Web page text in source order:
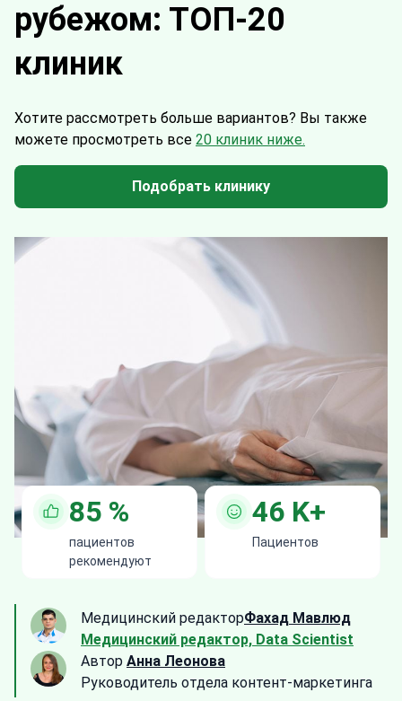
рубежом: ТОП-20
клиник
Хотите рассмотреть больше вариантов? Вы также
можете просмотреть все 20 клиник ниже.
Подобрать клинику
85 %
пациентов
рекомендуют
46 K+
Пациентов
Медицинский редакторФахад Мавлюд
Медицинский редактор, Data Scientist
Автор Анна Леонова
Руководитель отдела контент-маркетинга